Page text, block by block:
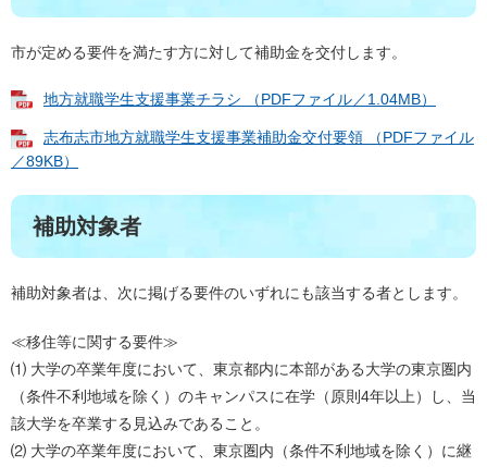
市が定める要件を満たす方に対して補助金を交付します。
地方就職学生支援事業チラシ （PDFファイル／1.04MB）
志布志市地方就職学生支援事業補助金交付要領 （PDFファイル
／89KB）
補助対象者
補助対象者は、次に掲げる要件のいずれにも該当する者とします。
≪移住等に関する要件≫
⑴ 大学の卒業年度において、東京都内に本部がある大学の東京圏内
（条件不利地域を除く）のキャンパスに在学（原則4年以上）し、当
該大学を卒業する見込みであること。
⑵ 大学の卒業年度において、東京圏内（条件不利地域を除く）に継